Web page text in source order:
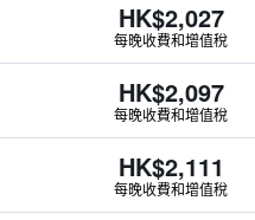
HK$2,027
每晚收費和增值稅
HK$2,097
每晚收費和增值稅
HK$2,111
每晚收費和增值稅